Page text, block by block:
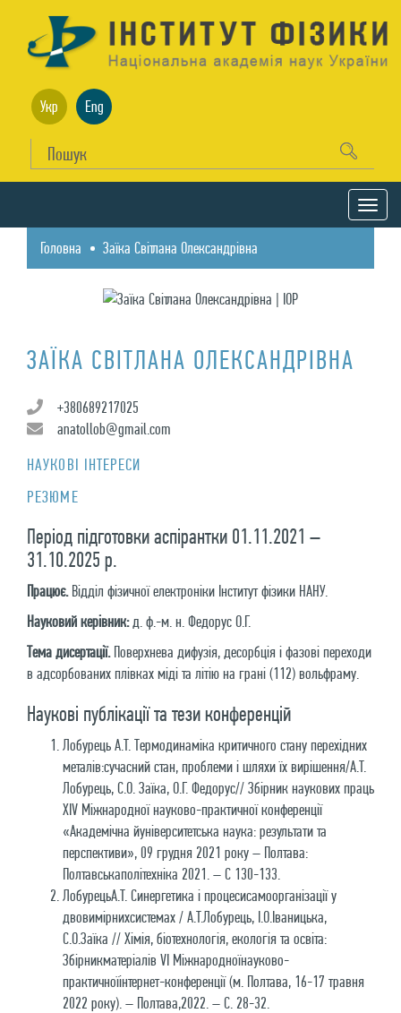
Укр Eng
Головна Заїка Світлана Олександрівна
ЗАЇКА СВІТЛАНА ОЛЕКСАНДРІВНА
+380689217025
anatollob@gmail.com
НАУКОВІ ІНТЕРЕСИ
РЕЗЮМЕ
Період підготовки аспірантки 01.11.2021 –
31.10.2025 р.
Працює.Відділ фізичної електроніки Інститут фізики НАНУ.
Науковий керівник:д. ф.-м. н. Федорус О.Г.
Тема дисертації.Поверхнева дифузія, десорбція і фазові переходи
в адсорбованих плівках міді та літію на грані (112) вольфраму.
Наукові публікації та тези конференцій
Лобурець А.Т. Термодинаміка критичного стану перехідних
металів:сучасний стан, проблеми і шляхи їх вирішення/А.Т.
Лобурець, С.О. Заїка, О.Г. Федорус// Збірник наукових праць
XІV Міжнародної науково-практичної конференції
«Академічна йуніверситетська наука: результати та
перспективи», 09 грудня 2021 року – Полтава:
Полтавськаполітехніка 2021. – С 130-133.
ЛобурецьА.Т. Синергетика і процесисамоорганізації у
двовимірнихсистемах / А.Т.Лобурець, І.О.Іваницька,
С.О.Заїка // Хімія, біотехнологія, екологія та освіта:
Збірникматеріалів VІ Міжнародноїнауково-
практичноїінтернет-конференції (м. Полтава, 16-17 травня
2022 року). – Полтава,2022. – C. 28-32.